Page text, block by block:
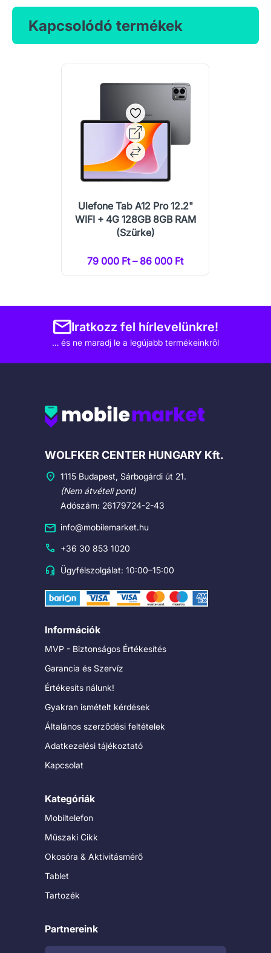
Kapcsolódó termékek
Ulefone Tab A12 Pro 12.2"
WIFI + 4G 128GB 8GB RAM
(Szürke)
79 000 Ft – 86 000 Ft
Iratkozz fel hírlevelünkre!
… és ne maradj le a legújabb termékeinkről
Cégadatok
WOLFKER CENTER HUNGARY Kft.
1115 Budapest, Sárbogárdi út 21.
(Nem átvételi pont)
Adószám: 26179724-2-43
info@mobilemarket.hu
+36 30 853 1020
Ügyfélszolgálat: 10:00–15:00
Információk
MVP - Biztonságos Értékesítés
Garancia és Szervíz
Értékesíts nálunk!
Gyakran ismételt kérdések
Általános szerződési feltételek
Adatkezelési tájékoztató
Kapcsolat
Kategóriák
Mobiltelefon
Műszaki Cikk
Okosóra & Aktivitásmérő
Tablet
Tartozék
Partnereink